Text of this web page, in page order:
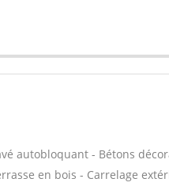
autobloquant - Bétons
en bois - Carrelage